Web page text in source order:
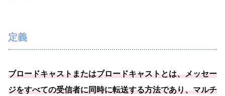
定義
ブロードキャストまたはブロードキャストとは、メッセー
ジをすべての受信者に同時に転送する方法であり、マルチ